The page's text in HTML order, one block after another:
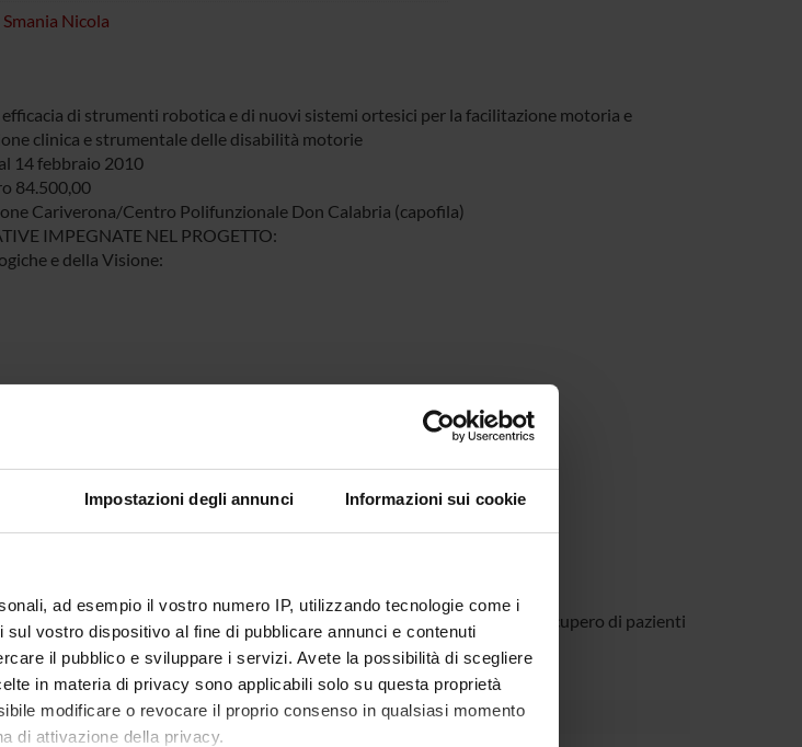
Impostazioni degli annunci Informazioni sui cookie
ad esempio il vostro numero IP, utilizzando tecnologie come i
vostro dispositivo al fine di pubblicare annunci e contenuti
il pubblico e sviluppare i servizi. Avete la possibilità di scegliere
in materia di privacy sono applicabili solo su questa proprietà
modificare o revocare il proprio consenso in qualsiasi momento
di attivazione della privacy.
Smania Nicola
di strumenti robotica e di nuovi sistemi ortesici per la facilitazione motoria e
clinica e strumentale delle disabilità motorie
14 febbraio 2010
84.500,00
Cariverona/Centro Polifunzionale Don Calabria (capofila)
IMPEGNATE NEL PROGETTO:
e della Visione:
e tecnologiche mirate al massimo sfruttamento del potenziale di recupero di pazienti